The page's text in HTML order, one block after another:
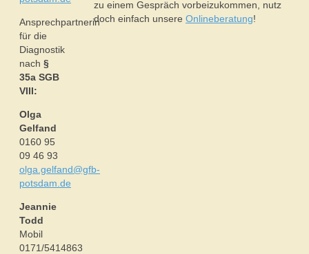
zu einem Gespräch vorbeizukommen, nutz
doch einfach unsere Onlineberatung!
Ansprechpartnerin
für die
Diagnostik
nach §
35a SGB
VIII:
Olga
Gelfand
0160 95
09 46 93
olga.gelfand@gfb-
potsdam.de
Jeannie
Todd
Mobil
0171/5414863